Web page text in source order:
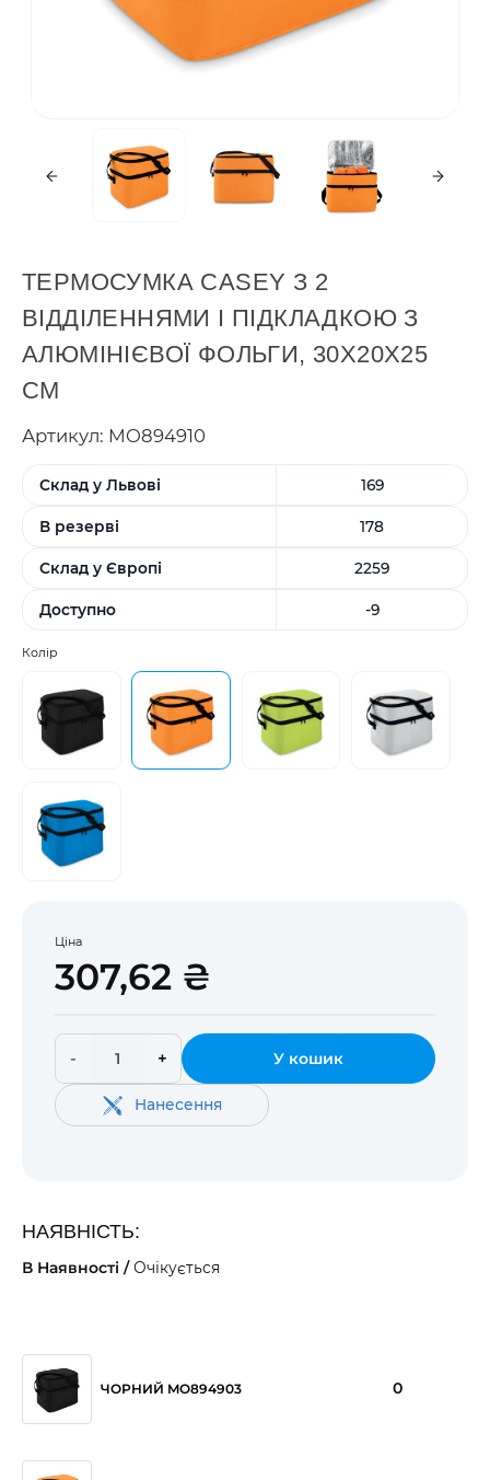
ТЕРМОСУМКА CASEY З 2
ВІДДІЛЕННЯМИ І ПІДКЛАДКОЮ З
АЛЮМІНІЄВОЇ ФОЛЬГИ, 30Х20Х25
СМ
Артикул: MO894910
Склад у Львові 169
В резерві 178
Склад у Європі 2259
Доступно -9
Колір
Ціна
307,62 ₴
- + У кошик
Нанесення
НАЯВНІСТЬ:
В Наявності /Очікується
ЧОРНИЙ MO894903 0